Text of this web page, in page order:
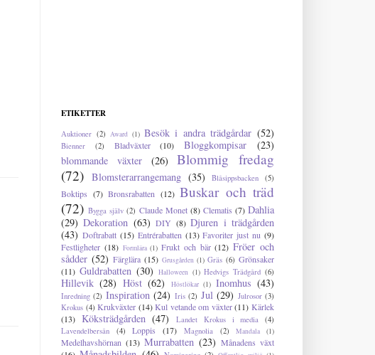
ETIKETTER
Auktioner (2) Award (1) Besök i andra trädgårdar (52)
Bienner (2) Bladväxter (10) Bloggkompisar
(23)
blommande växter
(26)
Blommig fredag
(72) Blomsterarrangemang (35) Blåsippsbacken (5)
Boktips (7) Bronsrabatten (12) Buskar och träd
(72) Bygga själv (2) Claude Monet (8) Clematis (7) Dahlia
(29) Dekoration (63) DIY (8) Djuren i trädgården
(43) Doftrabatt (15) Entrérabatten (13) Favoriter just nu (9)
Festligheter (18) Formlära (1) Frukt och bär (12) Fröer och
sådder (52) Färglära (15) Grusgården (1) Gräs (6) Grönsaker
(11) Guldrabatten (30) Halloween (1) Hedvigs Trädgård (6)
Hillevik (28) Höst (62) Höstlökar (1) Inomhus (43)
Inredning (2) Inspiration (24) Iris (2) Jul (29) Julrosor (3)
Krokus (4) Krukväxter (14) Kul vetande om växter (11) Kärlek
(13) Köksträdgården (47) Landet Krokus i media
(4)
Lavendelbersån
(4) Loppis (17) Magnolia (2) Mandala (1)
Medelhavshörnan (13) Murrabatten (23) Månadens växt